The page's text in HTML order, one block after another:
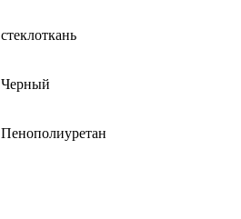
стеклоткань
Черный
Пенополиуретан